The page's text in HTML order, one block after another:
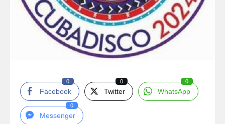
Facebook
0
Twitter
0
WhatsApp
0
Messenger
0